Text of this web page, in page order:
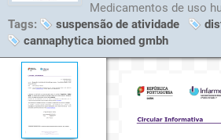
Medicamentos de uso
Tags:
suspensão de atividade
cannaphytica biomed gmbh